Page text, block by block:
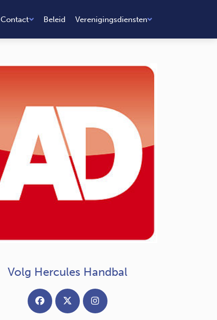
Contact Beleid Verenigingsdiensten
Volg Hercules Handbal